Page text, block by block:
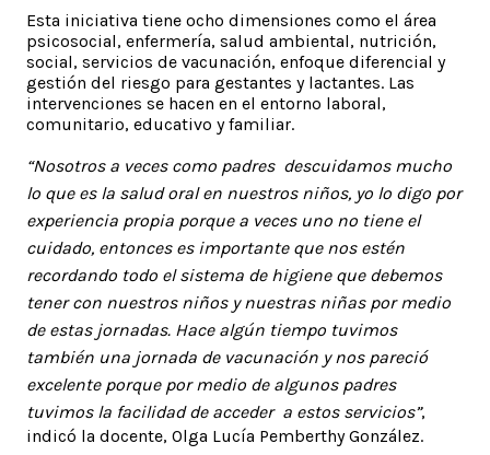
Esta iniciativa tiene ocho dimensiones como el área
psicosocial, enfermería, salud ambiental, nutrición,
social, servicios de vacunación, enfoque diferencial y
gestión del riesgo para gestantes y lactantes. Las
intervenciones se hacen en el entorno laboral,
comunitario, educativo y familiar.
“Nosotros a veces como padres descuidamos mucho
lo que es la salud oral en nuestros niños, yo lo digo por
experiencia propia porque a veces uno no tiene el
cuidado, entonces es importante que nos estén
recordando todo el sistema de higiene que debemos
tener con nuestros niños y nuestras niñas por medio
de estas jornadas. Hace algún tiempo tuvimos
también una jornada de vacunación y nos pareció
excelente porque por medio de algunos padres
tuvimos la facilidad de acceder a estos servicios”,
indicó la docente, Olga Lucía Pemberthy González.